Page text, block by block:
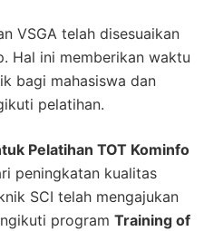
VSGA telah disesuaikan
Hal ini memberikan waktu
bagi mahasiswa dan
pelatihan.
Pelatihan TOT Kominfo
peningkatan kualitas
SCI telah mengajukan
program Training of